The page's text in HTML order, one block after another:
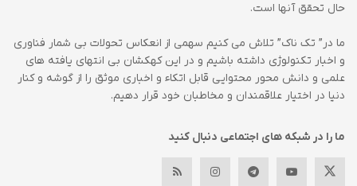
حال تحقق آنها است.
ما در” تک ناک” تلاش می کنیم سهمی از انعکاس تحولات بی شمار فناوری
و اخبار تکنولوژی داشته باشیم و در این کهکشان بی انتهای یافته های
علمی و دانش محور محتوایی قابل اتکاء و اخباری موثق را از گوشه و کنار
دنیا در اختیار علاقمندان و مخاطبان خود قرار دهیم.
ما را در شبکه های اجتماعی دنبال کنید